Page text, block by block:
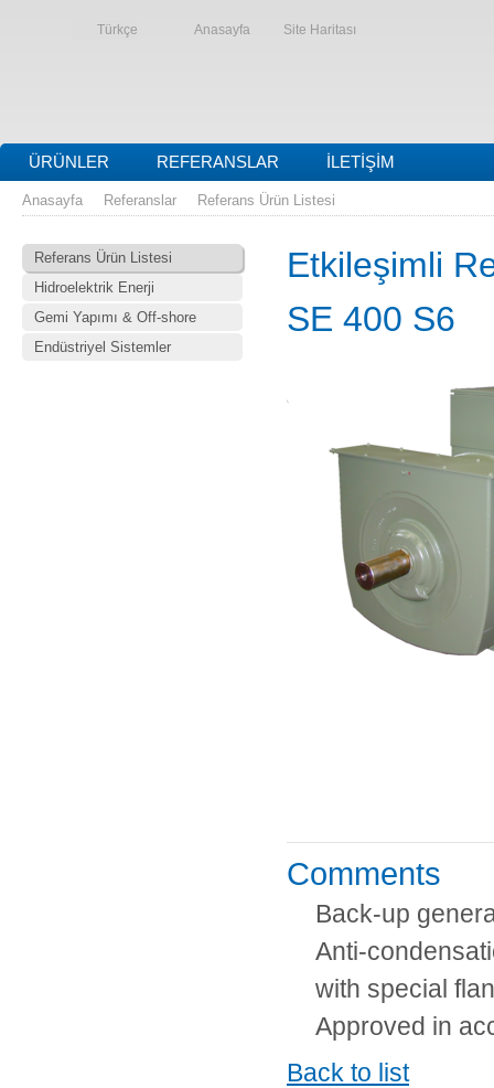
Türkçe Anasayfa Site Haritası
ÜRÜNLER REFERANSLAR İLETIŞIM
Anasayfa Referanslar Referans Ürün Listesi
Referans Ürün Listesi
Hidroelektrik Enerji
Gemi Yapımı & Off-shore
Endüstriyel Sistemler
Etkileşimli
SE 400 S6
Comments
Back-up
Anti-
with special
Approved in
Back to list